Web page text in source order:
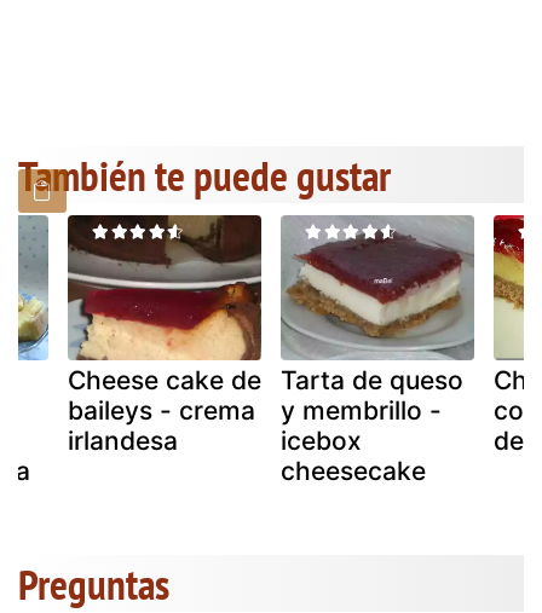
También te puede gustar
Cheese cake de
baileys - crema
irlandesa
Tarta de queso
y membrillo -
icebox
cheesecake
de
Preguntas